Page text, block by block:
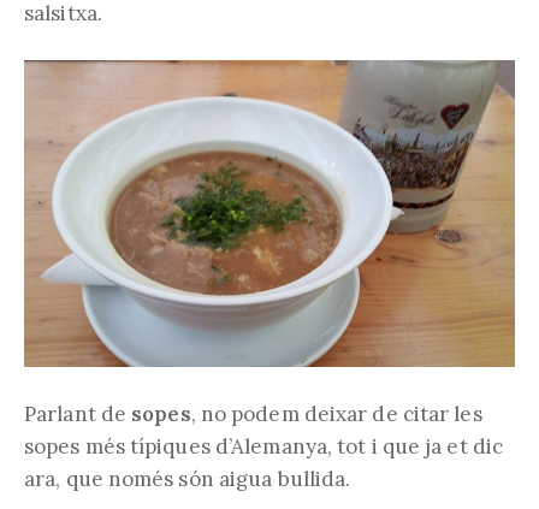
salsitxa.
Parlant de sopes, no podem deixar de citar les
sopes més típiques d’Alemanya, tot i que ja et dic
ara, que només són aigua bullida.